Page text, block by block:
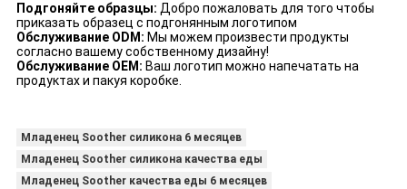
Подгоняйте образцы: Добро пожаловать для того чтобы
приказать образец с подгонянным логотипом
Обслуживание ODM: Мы можем произвести продукты
согласно вашему собственному дизайну!
Обслуживание OEM: Ваш логотип можно напечатать на
продуктах и пакуя коробке.
Младенец Soother силикона 6 месяцев
Младенец Soother силикона качества еды
Младенец Soother качества еды 6 месяцев